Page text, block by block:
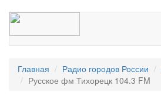
Главная Радио городов России
Русское фм Тихорецк 104.3 FM